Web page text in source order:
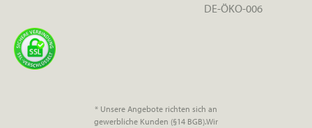
DE-ÖKO-006
* Unsere Angebote richten sich an
gewerbliche Kunden (§14 BGB).Wir